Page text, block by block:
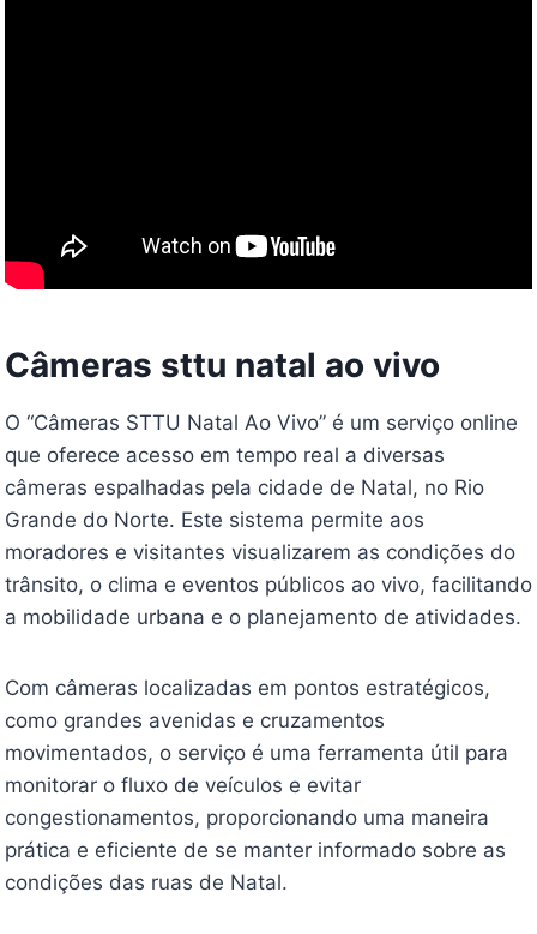
Câmeras sttu natal ao vivo
O “Câmeras STTU Natal Ao Vivo” é um serviço online
que oferece acesso em tempo real a diversas
câmeras espalhadas pela cidade de Natal, no Rio
Grande do Norte. Este sistema permite aos
moradores e visitantes visualizarem as condições do
trânsito, o clima e eventos públicos ao vivo, facilitando
a mobilidade urbana e o planejamento de atividades.
Com câmeras localizadas em pontos estratégicos,
como grandes avenidas e cruzamentos
movimentados, o serviço é uma ferramenta útil para
monitorar o fluxo de veículos e evitar
congestionamentos, proporcionando uma maneira
prática e eficiente de se manter informado sobre as
condições das ruas de Natal.